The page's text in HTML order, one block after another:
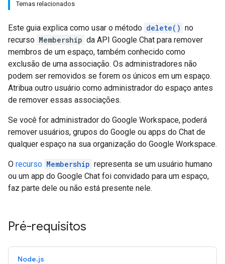
Temas relacionados
Este guia explica como usar o método delete() no
recurso Membership da API Google Chat para remover
membros de um espaço, também conhecido como
exclusão de uma associação. Os administradores não
podem ser removidos se forem os únicos em um espaço.
Atribua outro usuário como administrador do espaço antes
de remover essas associações.
Se você for administrador do Google Workspace, poderá
remover usuários, grupos do Google ou apps do Chat de
qualquer espaço na sua organização do Google Workspace.
O recurso Membership representa se um usuário humano
ou um app do Google Chat foi convidado para um espaço,
faz parte dele ou não está presente nele.
Pré-requisitos
Node.js